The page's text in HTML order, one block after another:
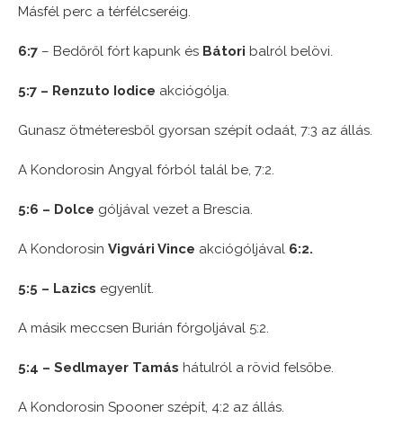
Másfél perc a térfélcseréig.
6:7 – Bedőről fórt kapunk és Bátori balról belövi.
5:7 – Renzuto Iodice akciógólja.
Gunasz ötméteresből gyorsan szépít odaát, 7:3 az állás.
A Kondorosin Angyal fórból talál be, 7:2.
5:6 – Dolce góljával vezet a Brescia.
A Kondorosin Vigvári Vince akciógóljával 6:2.
5:5 – Lazics egyenlít.
A másik meccsen Burián fórgoljával 5:2.
5:4 – Sedlmayer Tamás hátulról a rövid felsőbe.
A Kondorosin Spooner szépít, 4:2 az állás.